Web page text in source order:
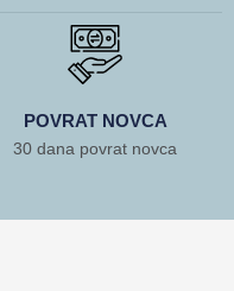
POVRAT NOVCA
30 dana povrat novca